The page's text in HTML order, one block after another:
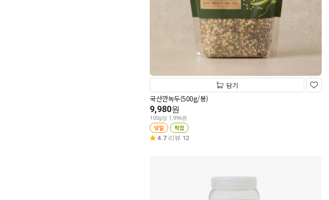
담기
국산깐녹두(500g/봉)
9,980원
100g당 1,996원
당일 픽업
4.7 리뷰 12